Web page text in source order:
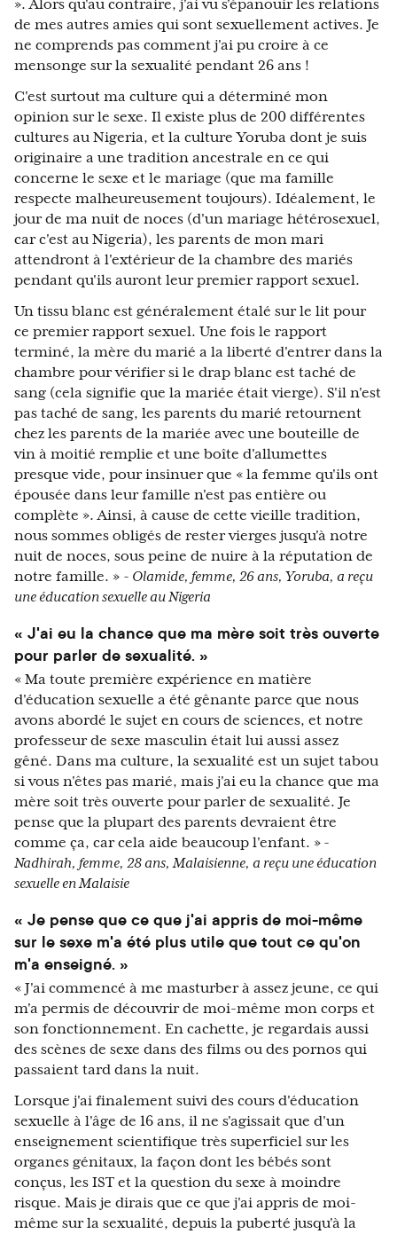
». Alors qu'au contraire, j'ai vu s'épanouir les relations
de mes autres amies qui sont sexuellement actives. Je
ne comprends pas comment j'ai pu croire à ce
mensonge sur la sexualité pendant 26 ans !
C'est surtout ma culture qui a déterminé mon
opinion sur le sexe. Il existe plus de 200 différentes
cultures au Nigeria, et la culture Yoruba dont je suis
originaire a une tradition ancestrale en ce qui
concerne le sexe et le mariage (que ma famille
respecte malheureusement toujours). Idéalement, le
jour de ma nuit de noces (d'un mariage hétérosexuel,
car c'est au Nigeria), les parents de mon mari
attendront à l'extérieur de la chambre des mariés
pendant qu'ils auront leur premier rapport sexuel.
Un tissu blanc est généralement étalé sur le lit pour
ce premier rapport sexuel. Une fois le rapport
terminé, la mère du marié a la liberté d'entrer dans la
chambre pour vérifier si le drap blanc est taché de
sang (cela signifie que la mariée était vierge). S'il n'est
pas taché de sang, les parents du marié retournent
chez les parents de la mariée avec une bouteille de
vin à moitié remplie et une boîte d'allumettes
presque vide, pour insinuer que « la femme qu'ils ont
épousée dans leur famille n'est pas entière ou
complète ». Ainsi, à cause de cette vieille tradition,
nous sommes obligés de rester vierges jusqu'à notre
nuit de noces, sous peine de nuire à la réputation de
notre famille. » - Olamide, femme, 26 ans, Yoruba, a reçu
une éducation sexuelle au Nigeria
« J'ai eu la chance que ma mère soit très ouverte
pour parler de sexualité. »
« Ma toute première expérience en matière
d'éducation sexuelle a été gênante parce que nous
avons abordé le sujet en cours de sciences, et notre
professeur de sexe masculin était lui aussi assez
gêné. Dans ma culture, la sexualité est un sujet tabou
si vous n'êtes pas marié, mais j'ai eu la chance que ma
mère soit très ouverte pour parler de sexualité. Je
pense que la plupart des parents devraient être
comme ça, car cela aide beaucoup l'enfant. » -
Nadhirah, femme, 28 ans, Malaisienne, a reçu une éducation
sexuelle en Malaisie
« Je pense que ce que j'ai appris de moi-même
sur le sexe m'a été plus utile que tout ce qu'on
m'a enseigné. »
« J'ai commencé à me masturber à assez jeune, ce qui
m'a permis de découvrir de moi-même mon corps et
son fonctionnement. En cachette, je regardais aussi
des scènes de sexe dans des films ou des pornos qui
passaient tard dans la nuit.
Lorsque j'ai finalement suivi des cours d'éducation
sexuelle à l'âge de 16 ans, il ne s'agissait que d'un
enseignement scientifique très superficiel sur les
organes génitaux, la façon dont les bébés sont
conçus, les IST et la question du sexe à moindre
risque. Mais je dirais que ce que j'ai appris de moi-
même sur la sexualité, depuis la puberté jusqu'à la